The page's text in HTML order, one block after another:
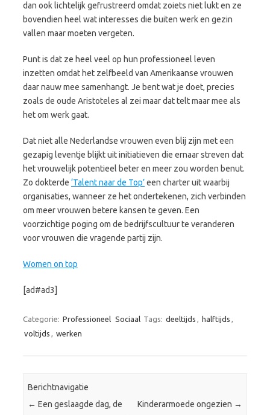
dan ook lichtelijk gefrustreerd omdat zoiets niet lukt en ze
bovendien heel wat interesses die buiten werk en gezin
vallen maar moeten vergeten.
Punt is dat ze heel veel op hun professioneel leven
inzetten omdat het zelfbeeld van Amerikaanse vrouwen
daar nauw mee samenhangt. Je bent wat je doet, precies
zoals de oude Aristoteles al zei maar dat telt maar mee als
het om werk gaat.
Dat niet alle Nederlandse vrouwen even blij zijn met een
gezapig leventje blijkt uit initiatieven die ernaar streven dat
het vrouwelijk potentieel beter en meer zou worden benut.
Zo dokterde ‘Talent naar de Top’een charter uit waarbij
organisaties, wanneer ze het ondertekenen, zich verbinden
om meer vrouwen betere kansen te geven. Een
voorzichtige poging om de bedrijfscultuur te veranderen
voor vrouwen die vragende partij zijn.
Women on top
[ad#ad3]
Categorie: Professioneel Sociaal Tags: deeltijds , halftijds ,
voltijds , werken
Berichtnavigatie
← Een geslaagde dag, de
Kinderarmoede ongezien →